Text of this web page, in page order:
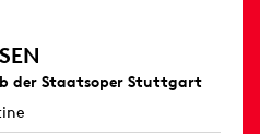
der Staatsoper Stuttgart